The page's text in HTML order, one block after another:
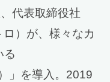
代表取締役社
）が、様々なカ
る
」を導入。2019